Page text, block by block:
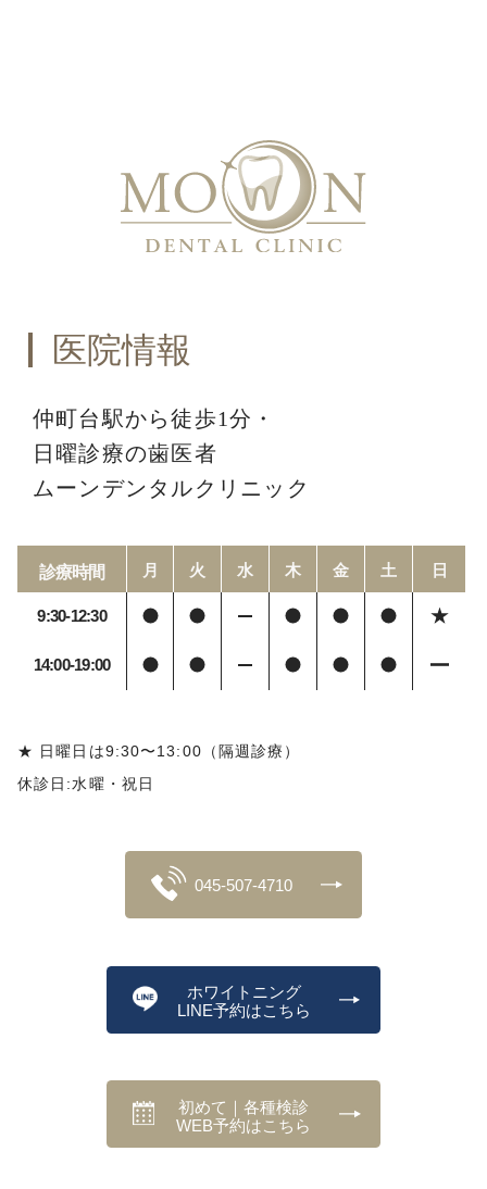
医院情報
仲町台駅から徒歩1分・
日曜診療の歯医者
ムーンデンタルクリニック
診療時間 月 火 水 木 金 土 日
9:30-12:30
14:00-19:00
★ 日曜日は9:30〜13:00（隔週診療）
休診日:水曜・祝日
045-507-4710
ホワイトニング
LINE予約はこちら
初めて｜各種検診
WEB予約はこちら